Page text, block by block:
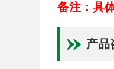
备注：具
产品